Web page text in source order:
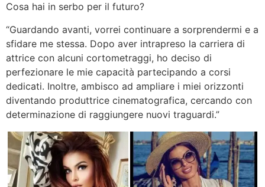
Cosa hai in serbo per il futuro?
“Guardando avanti, vorrei continuare a sorprendermi e a
sfidare me stessa. Dopo aver intrapreso la carriera di
attrice con alcuni cortometraggi, ho deciso di
perfezionare le mie capacità partecipando a corsi
dedicati. Inoltre, ambisco ad ampliare i miei orizzonti
diventando produttrice cinematografica, cercando con
determinazione di raggiungere nuovi traguardi.”